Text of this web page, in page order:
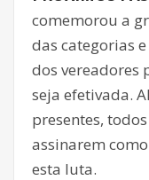
comemorou a
das categorias
dos vereadores
seja efetivada.
presentes,
assinarem
esta luta.